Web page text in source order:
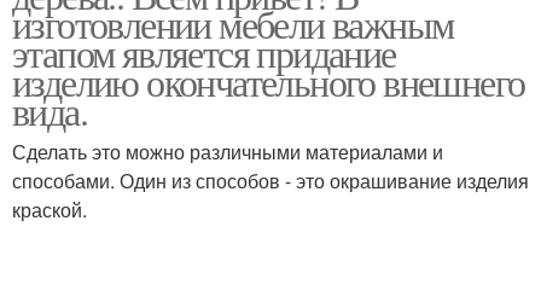
изготовлении мебели важным
этапом является придание
изделию окончательного внешнего
вида.
Сделать это можно различными материалами и
способами. Один из способов - это окрашивание изделия
краской.